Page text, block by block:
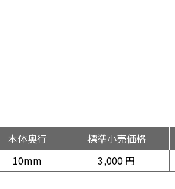
本体奥行 標準小売価格
10mm 3,000 円